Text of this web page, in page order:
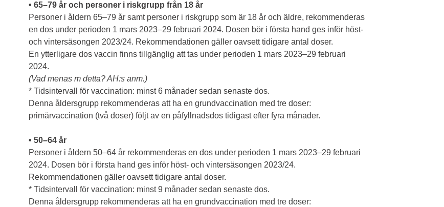
• 65–79 år och personer i riskgrupp från 18 år
Personer i åldern 65–79 år samt personer i riskgrupp som är 18 år och äldre, rekommenderas
en dos under perioden 1 mars 2023–29 februari 2024. Dosen bör i första hand ges inför höst-
och vintersäsongen 2023/24. Rekommendationen gäller oavsett tidigare antal doser.
En ytterligare dos vaccin finns tillgänglig att tas under perioden 1 mars 2023–29 februari
2024.
(Vad menas m detta? AH:s anm.)
* Tidsintervall för vaccination: minst 6 månader sedan senaste dos.
Denna åldersgrupp rekommenderas att ha en grundvaccination med tre doser:
primärvaccination (två doser) följt av en påfyllnadsdos tidigast efter fyra månader.
• 50–64 år
Personer i åldern 50–64 år rekommenderas en dos under perioden 1 mars 2023–29 februari
2024. Dosen bör i första hand ges inför höst- och vintersäsongen 2023/24.
Rekommendationen gäller oavsett tidigare antal doser.
* Tidsintervall för vaccination: minst 9 månader sedan senaste dos.
Denna åldersgrupp rekommenderas att ha en grundvaccination med tre doser: